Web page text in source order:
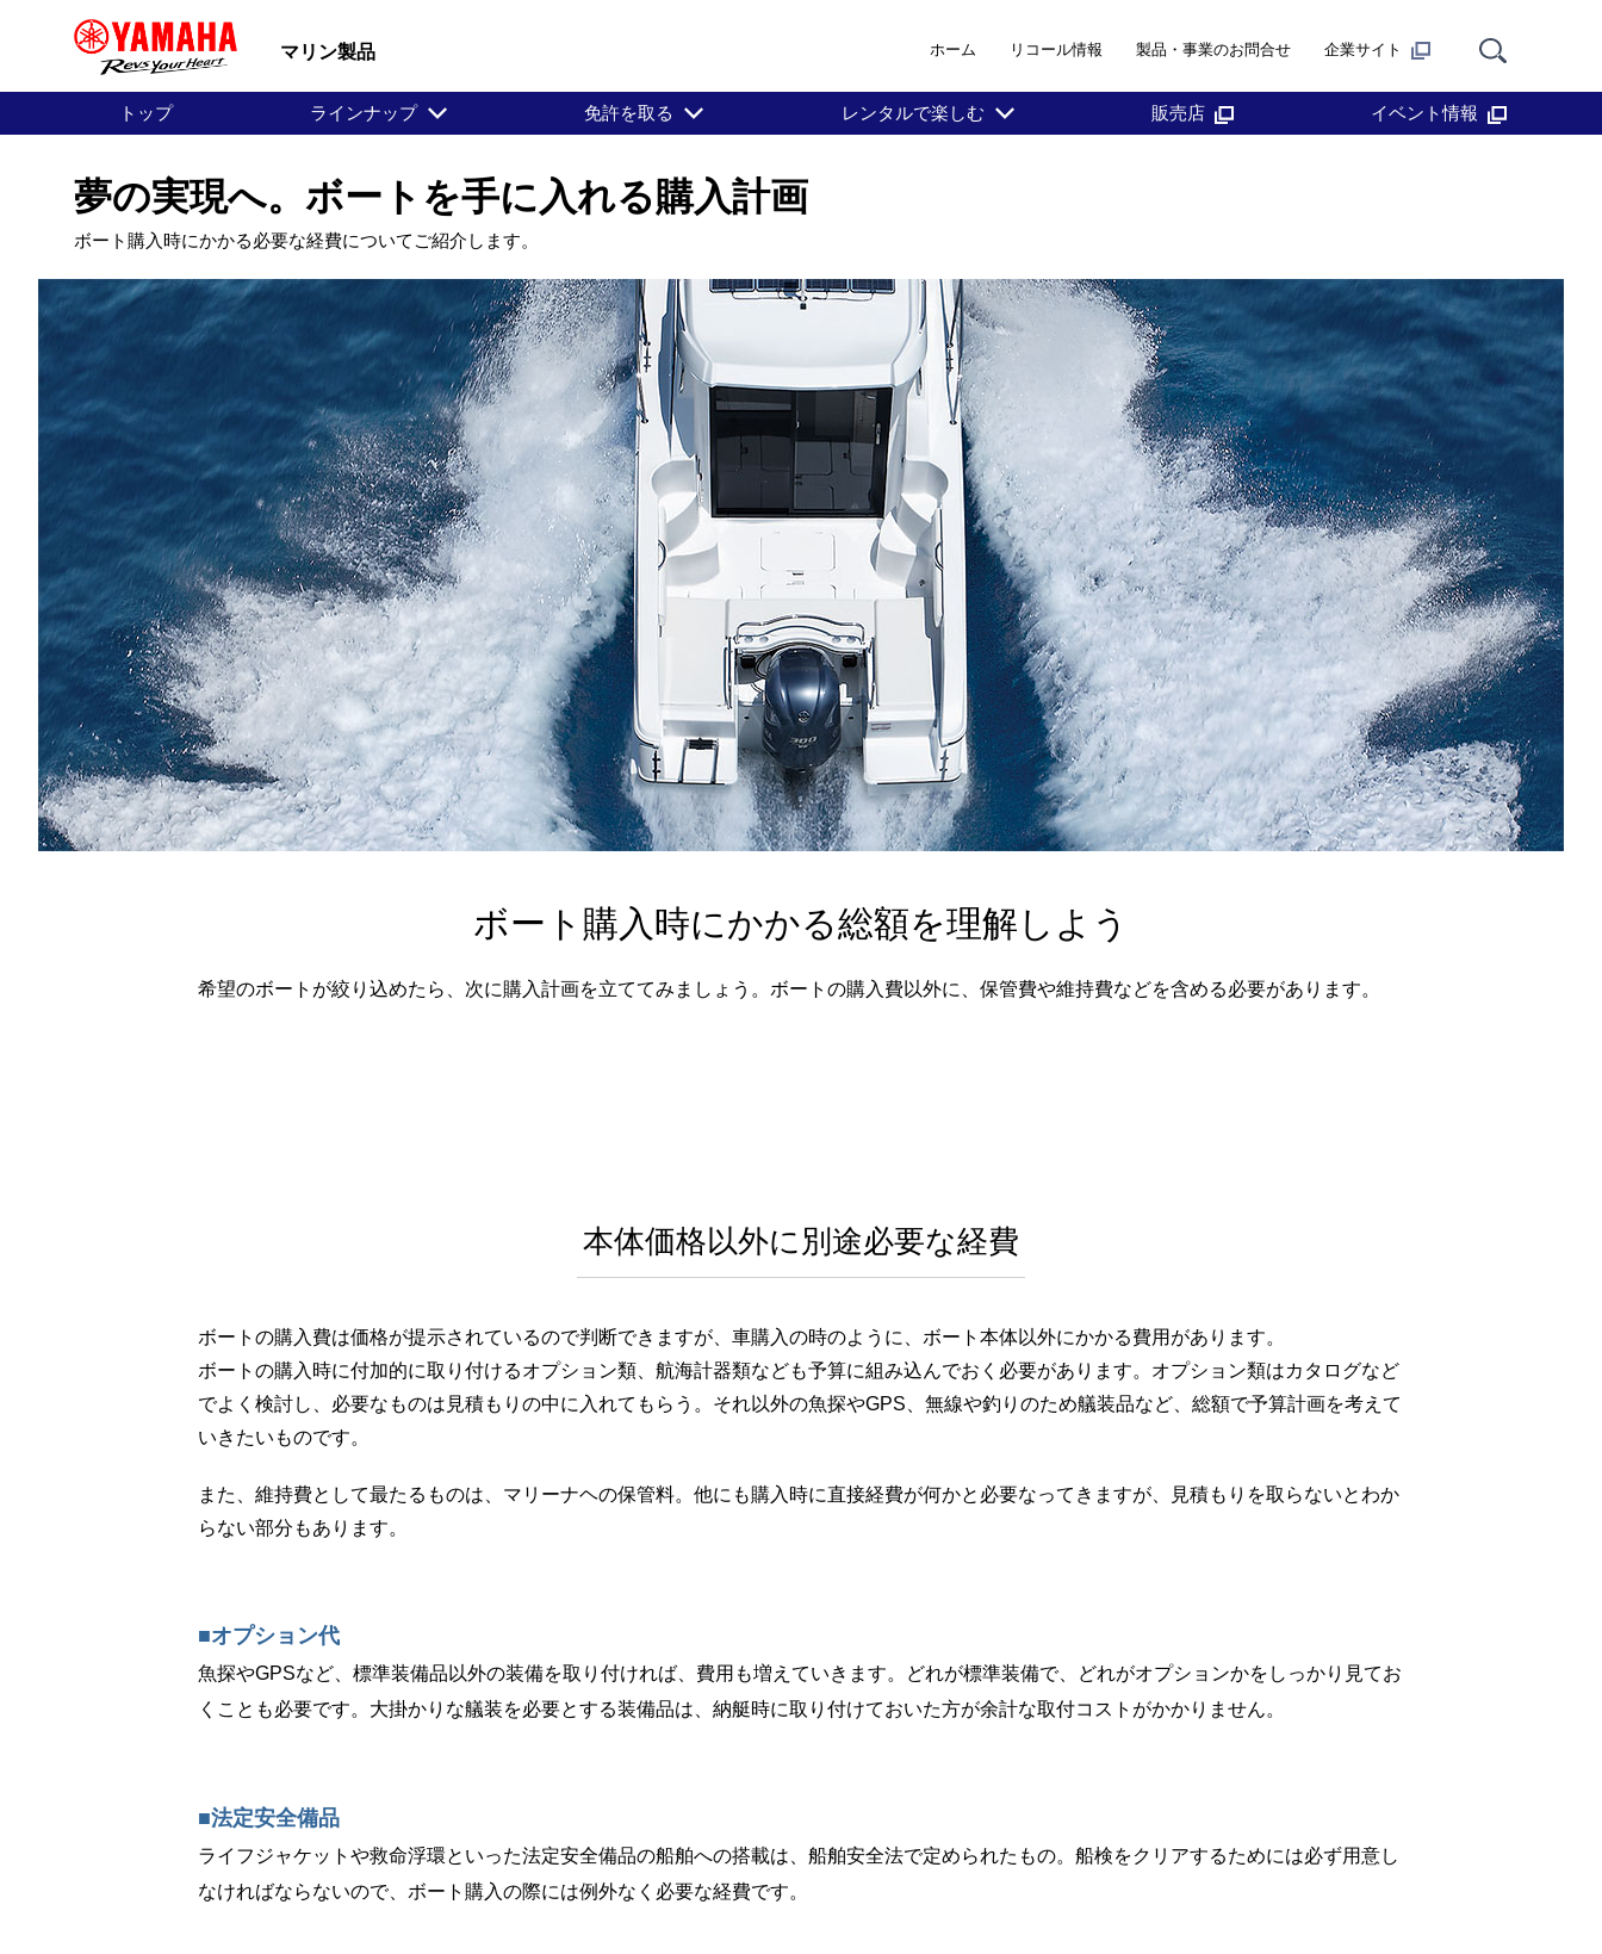
マリン製品 ホーム リコール情報 製品・事業のお問合せ 企業サイト
トップ ラインナップ 免許を取る レンタルで楽しむ 販売店 イベント情報
夢の実現へ。ボートを手に入れる購入計画
ボート購入時にかかる必要な経費についてご紹介します。
ボート購入時にかかる総額を理解しよう
希望のボートが絞り込めたら、次に購入計画を立ててみましょう。ボートの購入費以外に、保管費や維持費などを含める必要があります。
本体価格以外に別途必要な経費
ボートの購入費は価格が提示されているので判断できますが、車購入の時のように、ボート本体以外にかかる費用があります。
ボートの購入時に付加的に取り付けるオプション類、航海計器類なども予算に組み込んでおく必要があります。オプション類はカタログなど
でよく検討し、必要なものは見積もりの中に入れてもらう。それ以外の魚探やGPS、無線や釣りのため艤装品など、総額で予算計画を考えて
いきたいものです。
また、維持費として最たるものは、マリーナヘの保管料。他にも購入時に直接経費が何かと必要なってきますが、見積もりを取らないとわか
らない部分もあります。
■オプション代
魚探やGPSなど、標準装備品以外の装備を取り付ければ、費用も増えていきます。どれが標準装備で、どれがオプションかをしっかり見てお
くことも必要です。大掛かりな艤装を必要とする装備品は、納艇時に取り付けておいた方が余計な取付コストがかかりません。
■法定安全備品
ライフジャケットや救命浮環といった法定安全備品の船舶への搭載は、船舶安全法で定められたもの。船検をクリアするためには必ず用意し
なければならないので、ボート購入の際には例外なく必要な経費です。